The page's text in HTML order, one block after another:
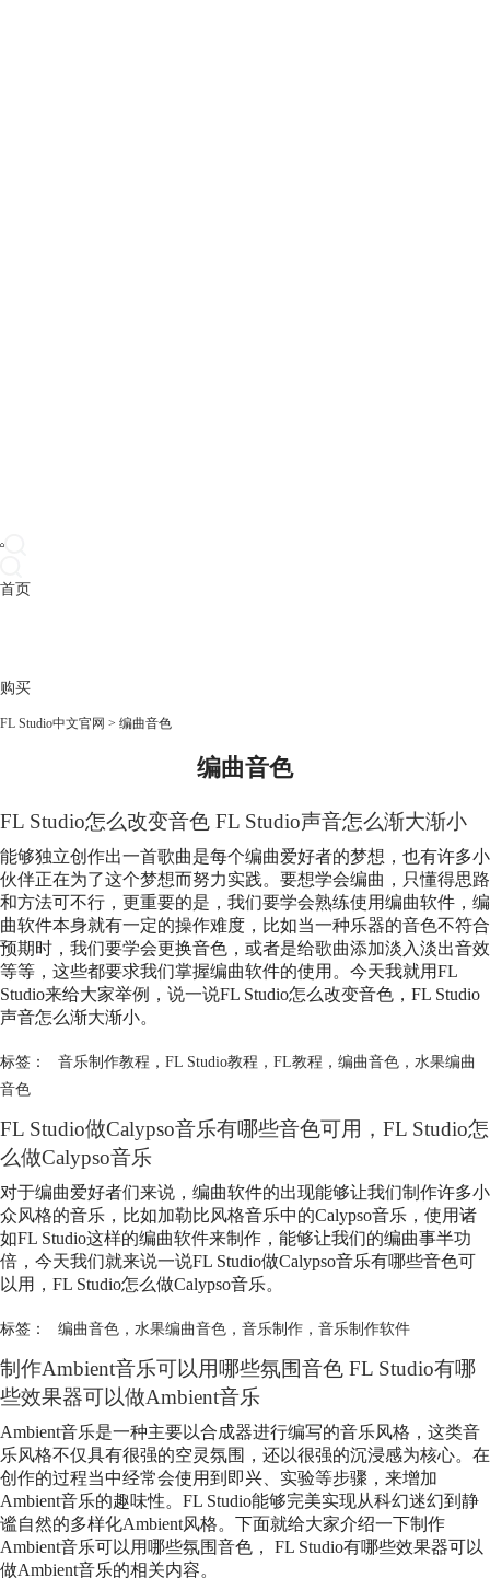
首页
购买
FL Studio中文官网 > 编曲音色
编曲音色
FL Studio怎么改变音色 FL Studio声音怎么渐大渐小
能够独立创作出一首歌曲是每个编曲爱好者的梦想，也有许多小
伙伴正在为了这个梦想而努力实践。要想学会编曲，只懂得思路
和方法可不行，更重要的是，我们要学会熟练使用编曲软件，编
曲软件本身就有一定的操作难度，比如当一种乐器的音色不符合
预期时，我们要学会更换音色，或者是给歌曲添加淡入淡出音效
等等，这些都要求我们掌握编曲软件的使用。今天我就用FL
Studio来给大家举例，说一说FL Studio怎么改变音色，FL Studio
声音怎么渐大渐小。
标签： 音乐制作教程 ， FL Studio教程 ， FL教程 ， 编曲音色， 水果编曲
音色
FL Studio做Calypso音乐有哪些音色可用，FL Studio怎
么做Calypso音乐
对于编曲爱好者们来说，编曲软件的出现能够让我们制作许多小
众风格的音乐，比如加勒比风格音乐中的Calypso音乐，使用诸
如FL Studio这样的编曲软件来制作，能够让我们的编曲事半功
倍，今天我们就来说一说FL Studio做Calypso音乐有哪些音色可
以用，FL Studio怎么做Calypso音乐。
标签： 编曲音色， 水果编曲音色， 音乐制作， 音乐制作软件
制作Ambient音乐可以用哪些氛围音色 FL Studio有哪
些效果器可以做Ambient音乐
Ambient音乐是一种主要以合成器进行编写的音乐风格，这类音
乐风格不仅具有很强的空灵氛围，还以很强的沉浸感为核心。在
创作的过程当中经常会使用到即兴、实验等步骤，来增加
Ambient音乐的趣味性。FL Studio能够完美实现从科幻迷幻到静
谧自然的多样化Ambient风格。下面就给大家介绍一下制作
Ambient音乐可以用哪些氛围音色， FL Studio有哪些效果器可以
做Ambient音乐的相关内容。